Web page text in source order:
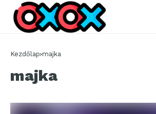
Kezdőlap majka
majka